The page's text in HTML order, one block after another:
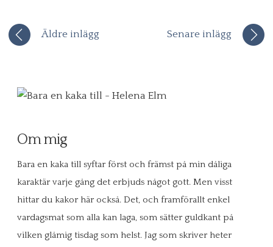
Äldre inlägg Senare inlägg
Om mig
Bara en kaka till syftar först och främst på min dåliga
karaktär varje gång det erbjuds något gott. Men visst
hittar du kakor här också. Det, och framförallt enkel
vardagsmat som alla kan laga, som sätter guldkant på
vilken glåmig tisdag som helst. Jag som skriver heter